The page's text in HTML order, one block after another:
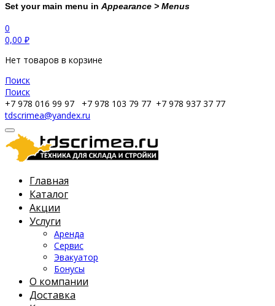
Set your main menu in Appearance > Menus
0
0,00 ₽
Нет товаров в корзине
Поиск
Поиск
+7 978 016 99 97
+7 978 103 79 77 +7 978 937 37 77
tdscrimea@yandex.ru
Главная
Каталог
Акции
Услуги
Аренда
Сервис
Эвакуатор
Бонусы
О компании
Доставка